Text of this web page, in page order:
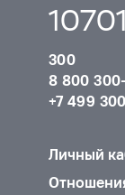
300
8 800
+7 499
Личный